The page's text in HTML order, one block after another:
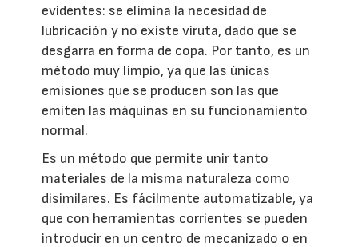
evidentes: se elimina la necesidad de
lubricación y no existe viruta, dado que se
desgarra en forma de copa. Por tanto, es un
método muy limpio, ya que las únicas
emisiones que se producen son las que
emiten las máquinas en su funcionamiento
normal.
Es un método que permite unir tanto
materiales de la misma naturaleza como
disimilares. Es fácilmente automatizable, ya
que con herramientas corrientes se pueden
introducir en un centro de mecanizado o en